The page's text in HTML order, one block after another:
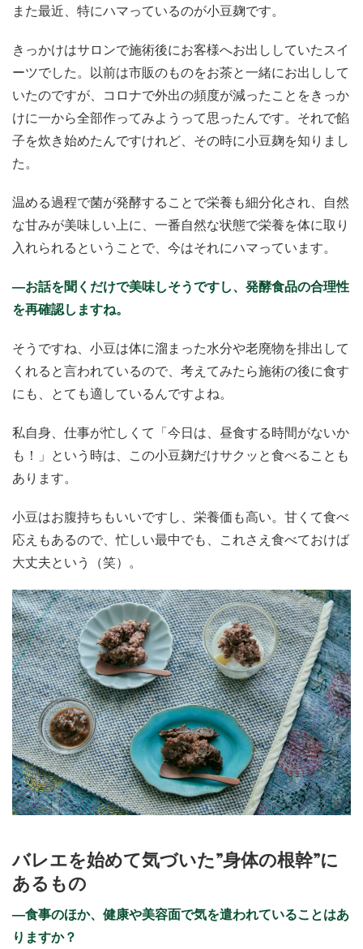
また最近、特にハマっているのが小豆麹です。
きっかけはサロンで施術後にお客様へお出ししていたスイ
ーツでした。以前は市販のものをお茶と一緒にお出しして
いたのですが、コロナで外出の頻度が減ったことをきっか
けに一から全部作ってみようって思ったんです。それで餡
子を炊き始めたんですけれど、その時に小豆麹を知りまし
た。
温める過程で菌が発酵することで栄養も細分化され、自然
な甘みが美味しい上に、一番自然な状態で栄養を体に取り
入れられるということで、今はそれにハマっています。
―お話を聞くだけで美味しそうですし、発酵食品の合理性
を再確認しますね。
そうですね、小豆は体に溜まった水分や老廃物を排出して
くれると言われているので、考えてみたら施術の後に食す
にも、とても適しているんですよね。
私自身、仕事が忙しくて「今日は、昼食する時間がないか
も！」という時は、この小豆麹だけサクッと食べることも
あります。
小豆はお腹持ちもいいですし、栄養価も高い。甘くて食べ
応えもあるので、忙しい最中でも、これさえ食べておけば
大丈夫という（笑）。
バレエを始めて気づいた”身体の根幹”に
あるもの
―食事のほか、健康や美容面で気を遣われていることはあ
りますか？